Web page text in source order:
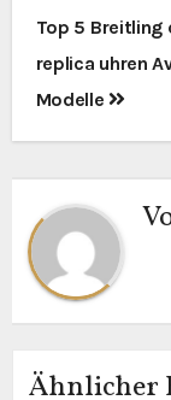
Top 5 Breitling
replica uhren
Modelle
Ähnlicher